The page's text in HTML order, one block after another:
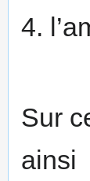
4.
Sur
ainsi